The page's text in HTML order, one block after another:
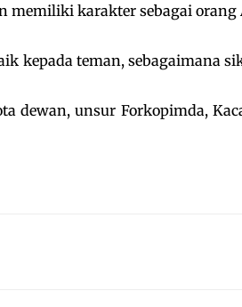
karakter sebagai
kepada teman, sebagaimana
dewan, unsur Forkopimda,